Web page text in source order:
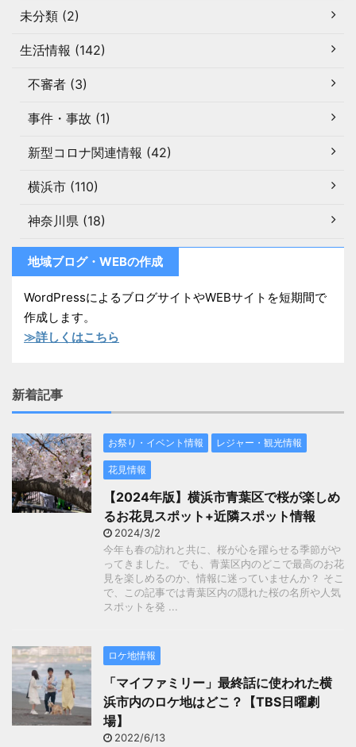
未分類 (2)
生活情報 (142)
不審者 (3)
事件・事故 (1)
新型コロナ関連情報 (42)
横浜市 (110)
神奈川県 (18)
地域ブログ・WEBの作成
WordPressによるブログサイトやWEBサイトを短期間で
作成します。
≫詳しくはこちら
新着記事
お祭り・イベント情報 レジャー・観光情報
花見情報
【2024年版】横浜市青葉区で桜が楽しめ
るお花見スポット+近隣スポット情報
2024/3/2
今年も春の訪れと共に、桜が心を躍らせる季節がや
ってきました。 でも、青葉区内のどこで最高のお花
見を楽しめるのか、情報に迷っていませんか？ そこ
で、この記事では青葉区内の隠れた桜の名所や人気
スポットを発 ...
ロケ地情報
「マイファミリー」最終話に使われた横
浜市内のロケ地はどこ？【TBS日曜劇
場】
2022/6/13